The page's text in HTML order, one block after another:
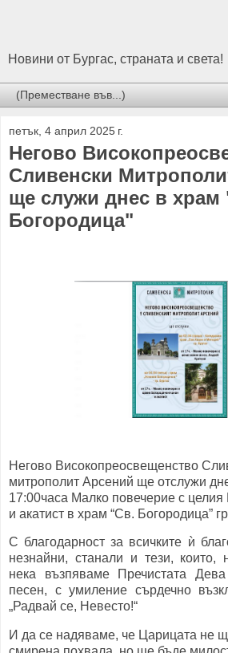
Новини от Бургас, страната и света!
петък, 4 април 2025 г.
Негово
Сливенски
ще служи днес в храм
Богородица"
Негово Високопреосвещенство
митрополит Арсений ще отслужи
17:00часа Малко повечерие с целия
и акатист в храм “Св. Богородица”
С благодарност за всичките ѝ
незнайни, станали и тези, които,
нека възпяваме Пречистата
песен, с умиление сърдечно
„Радвай се, Невесто!“
И да се надяваме, че Царицата не